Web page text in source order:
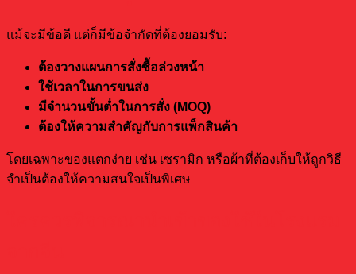
แม้จะมีข้อดี แต่ก็มีข้อจำกัดที่ต้องยอมรับ:
ต้องวางแผนการสั่งซื้อล่วงหน้า
ใช้เวลาในการขนส่ง
มีจำนวนขั้นต่ำในการสั่ง (MOQ)
ต้องให้ความสำคัญกับการแพ็กสินค้า
โดยเฉพาะของแตกง่าย เช่น เซรามิก หรือผ้าที่ต้องเก็บให้ถูกวิธี
จำเป็นต้องให้ความสนใจเป็นพิเศษ